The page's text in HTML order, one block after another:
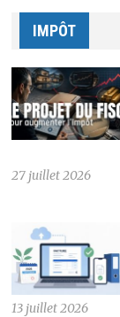
IMPÔT
27 juillet 2026
13 juillet 2026